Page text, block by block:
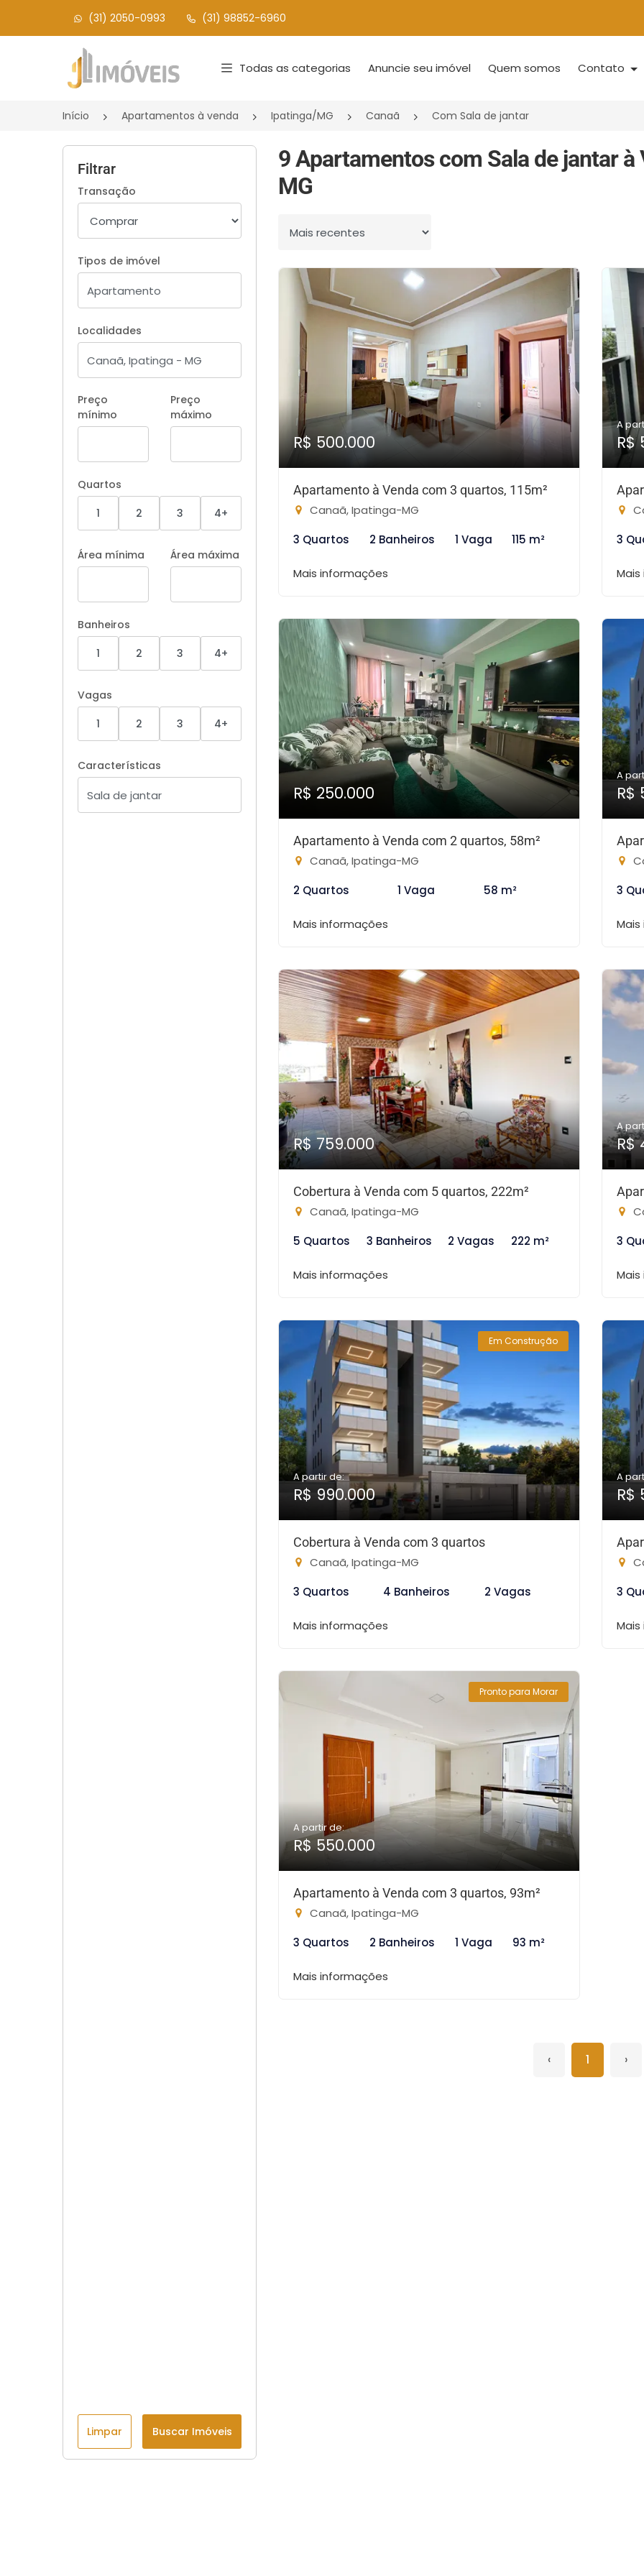
(31) 2050-0993 (31) 98852-6960
Página inicial
Todas as categorias Anuncie seu imóvel Quem somos Contato
Início Apartamentos à venda Ipatinga/MG Canaã Com Sala de jantar
Filtrar
Transação
Tipos de imóvel
Localidades
Preço
mínimo
Preço
máximo
Quartos
1
2 3 4+
Área mínima Área máxima
Banheiros
1
2 3 4+
Vagas
1
2 3 4+
Características
Limpar Buscar Imóveis
9 Apartamentos com Sala de jantar à
MG
Ordenar por
R$ 500.000
Apartamento à Venda com 3 quartos, 115m²
Canaã, Ipatinga-MG
3 Quartos
2 Banheiros 1 Vaga 115 m²
Mais informações
A
R$
3
R$ 250.000
Apartamento à Venda com 2 quartos, 58m²
Canaã, Ipatinga-MG
2 Quartos
1 Vaga 58 m²
Mais informações
A
R$
3
R$ 759.000
Cobertura à Venda com 5 quartos, 222m²
Canaã, Ipatinga-MG
5 Quartos
3 Banheiros 2 Vagas 222 m²
Mais informações
A
R$
3
Em Construção
A partir de:
R$ 990.000
Cobertura à Venda com 3 quartos
Canaã, Ipatinga-MG
3 Quartos
4 Banheiros 2 Vagas
Mais informações
A
R$
3
Pronto para Morar
A partir de:
R$ 550.000
Apartamento à Venda com 3 quartos, 93m²
Canaã, Ipatinga-MG
3 Quartos
2 Banheiros 1 Vaga 93 m²
Mais informações
‹ 1 ›